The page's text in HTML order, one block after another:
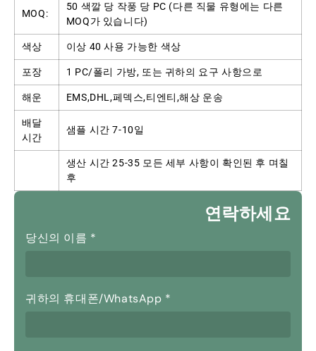
MOQ:
50 색깔 당 작풍 당 PC (다른 직물 유형에는 다른
MOQ가 있습니다)
색상 이상 40 사용 가능한 색상
포장 1 PC/폴리 가방, 또는 귀하의 요구 사항으로
해운 EMS,DHL,페덱스,티엔티,해상 운송
배달
시간
샘플 시간 7-10일
생산 시간 25-35 모든 세부 사항이 확인된 후 며칠
후
연락하세요
당신의 이름 *
귀하의 휴대폰/WhatsApp *